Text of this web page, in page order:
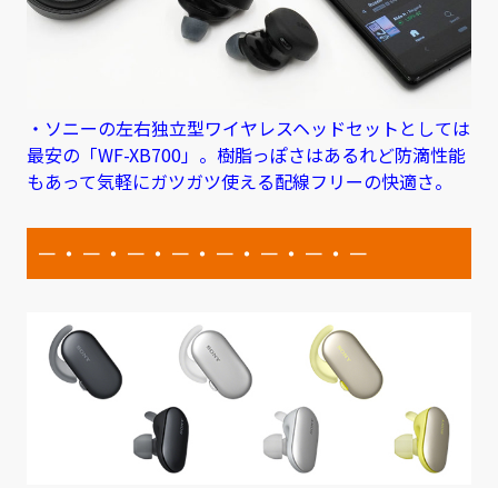
・ソニーの左右独立型ワイヤレスヘッドセットとしては
最安の「WF-XB700」。樹脂っぽさはあるれど防滴性能
もあって気軽にガツガツ使える配線フリーの快適さ。
－・－・－・－・－・－・－・－